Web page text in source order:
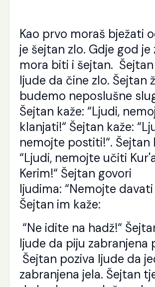
Kao prvo moraš bježati
je šejtan zlo. Gdje god je
mora biti i šejtan.
ljude da čine zlo. Šejtan
budemo neposlušne
Šejtan kaže: “Ljudi,
klanjati!“ Šejtan kaže:
nemojte postiti!“. Šejtan
“Ljudi, nemojte učiti
Kerim!“ Šejtan govori
ljudima: “Nemojte davati
Šejtan im kaže:
“Ne idite na hadž!“
ljude da piju zabranjena
Šejtan poziva ljude da
zabranjena jela. Šejtan